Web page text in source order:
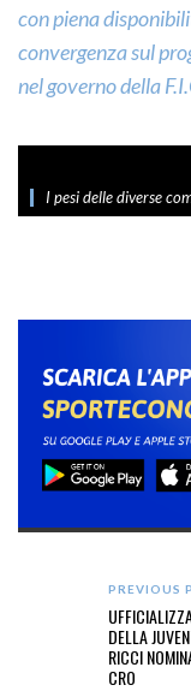
con piena
convergenza sul
nel governo della
I pesi delle diverse
PREVIOUS
DELLA
RICCI
CRO